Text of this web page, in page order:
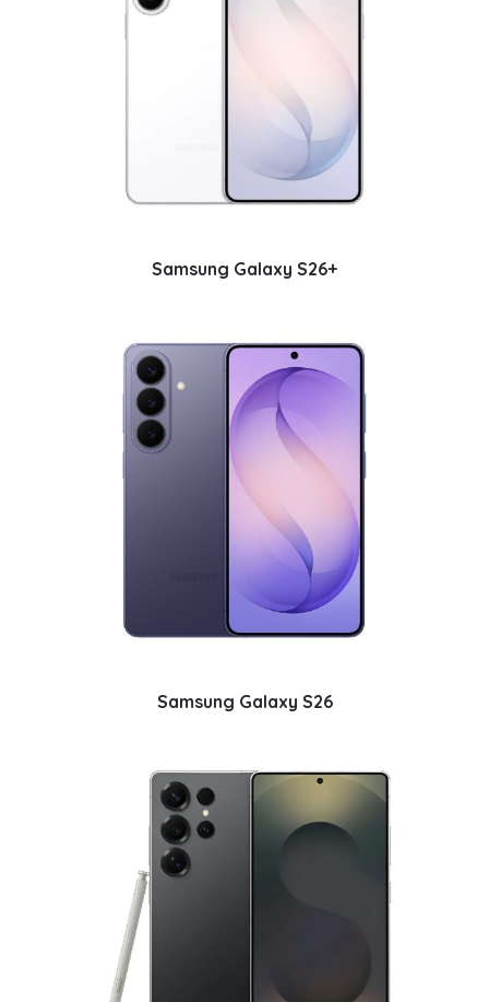
Samsung Galaxy S26+
Samsung Galaxy S26